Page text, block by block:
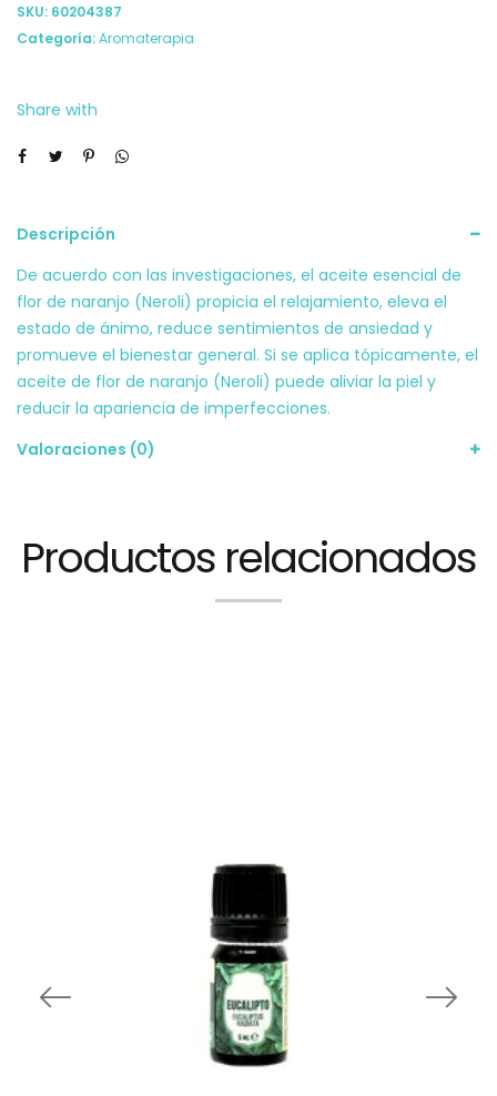
10
cantidad
SKU: 60204387
Categoría:Aromaterapia
Share with
Descripción
De acuerdo con las investigaciones, el aceite esencial de
flor de naranjo (Neroli) propicia el relajamiento, eleva el
estado de ánimo, reduce sentimientos de ansiedad y
promueve el bienestar general. Si se aplica tópicamente, el
aceite de flor de naranjo (Neroli) puede aliviar la piel y
reducir la apariencia de imperfecciones.
Valoraciones (0)
Productos relacionados